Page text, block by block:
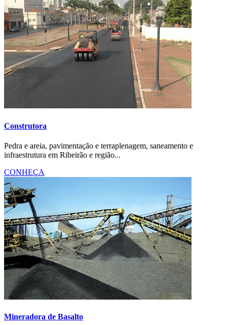
Construtora
Pedra e areia, pavimentação e terraplenagem, saneamento e
infraestrutura em Ribeirão e região...
CONHEÇA
Mineradora de Basalto